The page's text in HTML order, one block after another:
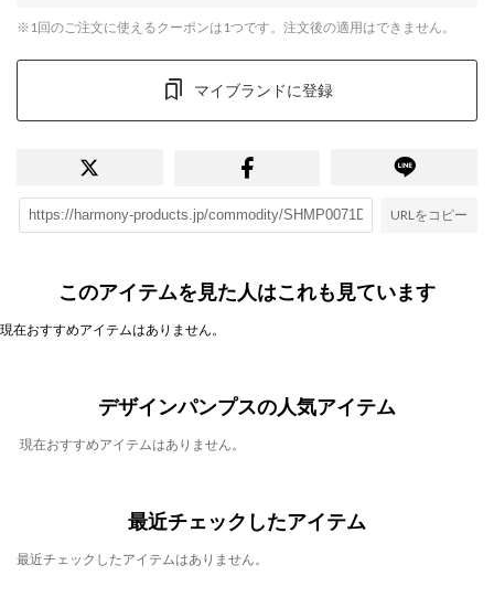
※1回のご注文に使えるクーポンは1つです。注文後の適用はできません。
マイブランドに登録
URLをコピー
このアイテムを見た人はこれも見ています
現在おすすめアイテムはありません。
デザインパンプスの人気アイテム
現在おすすめアイテムはありません。
最近チェックしたアイテム
最近チェックしたアイテムはありません。